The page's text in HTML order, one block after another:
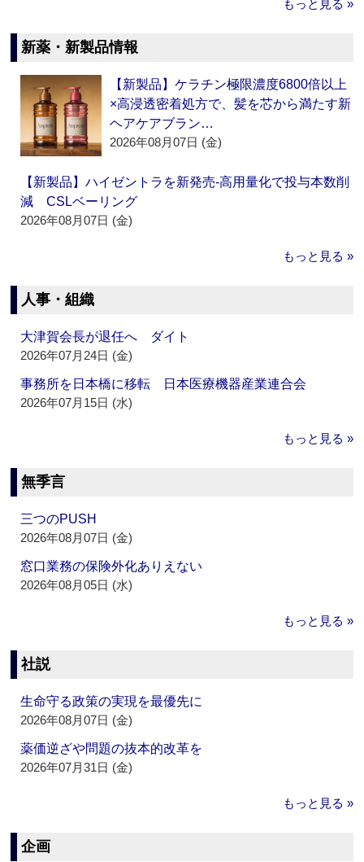
もっと見る »
新薬・新製品情報
【新製品】ケラチン極限濃度6800倍以上
×高浸透密着処方で、髪を芯から満たす新
ヘアケアブラン…
2026年08月07日 (金)
【新製品】ハイゼントラを新発売‐高用量化で投与本数削
減 CSLベーリング
2026年08月07日 (金)
もっと見る »
人事・組織
大津賀会長が退任へ ダイト
2026年07月24日 (金)
事務所を日本橋に移転 日本医療機器産業連合会
2026年07月15日 (水)
もっと見る »
無季言
三つのPUSH
2026年08月07日 (金)
窓口業務の保険外化ありえない
2026年08月05日 (水)
もっと見る »
社説
生命守る政策の実現を最優先に
2026年08月07日 (金)
薬価逆ざや問題の抜本的改革を
2026年07月31日 (金)
もっと見る »
企画